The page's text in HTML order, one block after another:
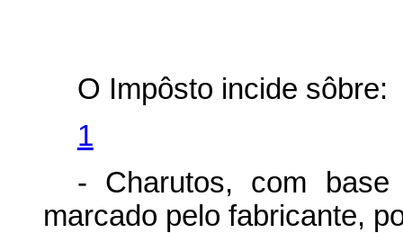
O Impôsto incide sôbre:
1
- Charutos, com
marcado pelo fabricante,